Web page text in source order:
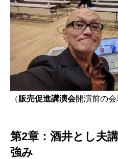
（販売促進講演会開演前の会
第2章：酒井とし夫
強み